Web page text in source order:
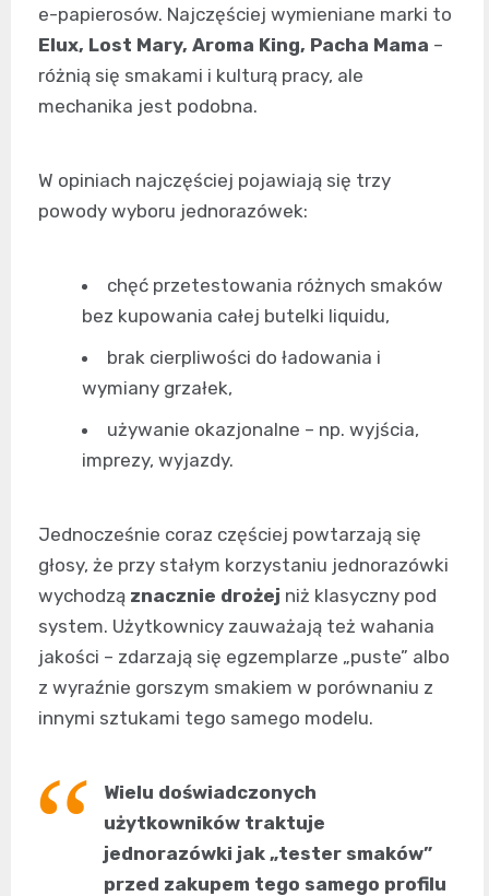
e-papierosów. Najczęściej wymieniane marki to
Elux, Lost Mary, Aroma King, Pacha Mama –
różnią się smakami i kulturą pracy, ale
mechanika jest podobna.
W opiniach najczęściej pojawiają się trzy
powody wyboru jednorazówek:
chęć przetestowania różnych smaków
bez kupowania całej butelki liquidu,
brak cierpliwości do ładowania i
wymiany grzałek,
używanie okazjonalne – np. wyjścia,
imprezy, wyjazdy.
Jednocześnie coraz częściej powtarzają się
głosy, że przy stałym korzystaniu jednorazówki
wychodzą znacznie drożej niż klasyczny pod
system. Użytkownicy zauważają też wahania
jakości – zdarzają się egzemplarze „puste” albo
z wyraźnie gorszym smakiem w porównaniu z
innymi sztukami tego samego modelu.
Wielu doświadczonych
użytkowników traktuje
jednorazówki jak „tester smaków”
przed zakupem tego samego profilu